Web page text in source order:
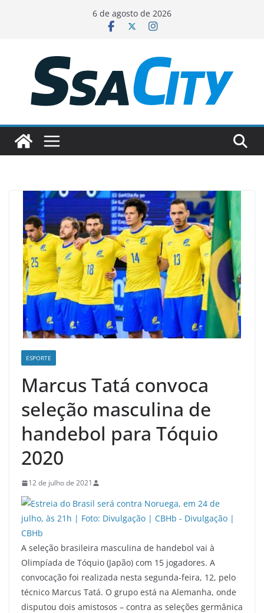
conteúdo
6 de agosto de 2026
ESPORTE
Marcus Tatá convoca
seleção masculina de
handebol para Tóquio
2020
12 de julho de 2021
A seleção brasileira masculina de handebol vai à
Olimpíada de Tóquio (Japão) com 15 jogadores. A
convocação foi realizada nesta segunda-feira, 12, pelo
técnico Marcus Tatá. O grupo está na Alemanha, onde
disputou dois amistosos – contra as seleções germânica